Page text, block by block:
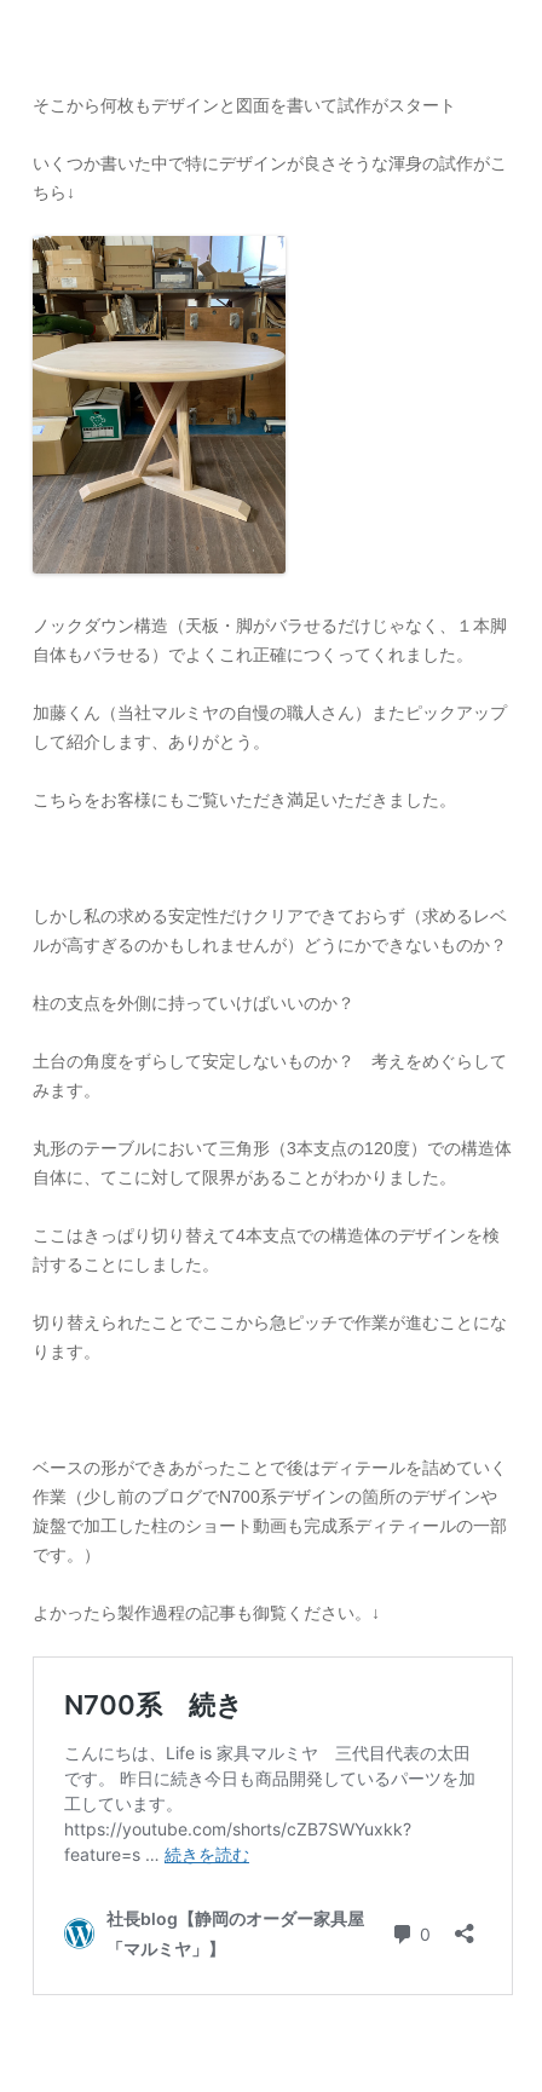
そこから何枚もデザインと図面を書いて試作がスタート
いくつか書いた中で特にデザインが良さそうな渾身の試作がこ
ちら↓
ノックダウン構造（天板・脚がバラせるだけじゃなく、１本脚
自体もバラせる）でよくこれ正確につくってくれました。
加藤くん（当社マルミヤの自慢の職人さん）またピックアップ
して紹介します、ありがとう。
こちらをお客様にもご覧いただき満足いただきました。
しかし私の求める安定性だけクリアできておらず（求めるレベ
ルが高すぎるのかもしれませんが）どうにかできないものか？
柱の支点を外側に持っていけばいいのか？
土台の角度をずらして安定しないものか？ 考えをめぐらして
みます。
丸形のテーブルにおいて三角形（3本支点の120度）での構造体
自体に、てこに対して限界があることがわかりました。
ここはきっぱり切り替えて4本支点での構造体のデザインを検
討することにしました。
切り替えられたことでここから急ピッチで作業が進むことにな
ります。
ベースの形ができあがったことで後はディテールを詰めていく
作業（少し前のブログでN700系デザインの箇所のデザインや
旋盤で加工した柱のショート動画も完成系ディティールの一部
です。）
よかったら製作過程の記事も御覧ください。↓